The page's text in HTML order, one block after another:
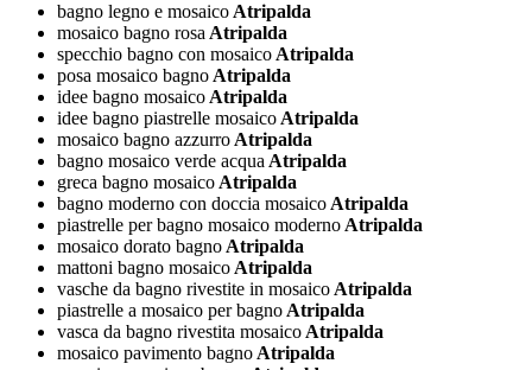
bagno legno e mosaicoAtripalda
mosaico bagno rosaAtripalda
specchio bagno con mosaicoAtripalda
posa mosaico bagnoAtripalda
idee bagno mosaicoAtripalda
idee bagno piastrelle mosaicoAtripalda
mosaico bagno azzurroAtripalda
bagno mosaico verde acquaAtripalda
greca bagno mosaicoAtripalda
bagno moderno con doccia mosaicoAtripalda
piastrelle per bagno mosaico modernoAtripalda
mosaico dorato bagnoAtripalda
mattoni bagno mosaicoAtripalda
vasche da bagno rivestite in mosaicoAtripalda
piastrelle a mosaico per bagnoAtripalda
vasca da bagno rivestita mosaicoAtripalda
mosaico pavimento bagnoAtripalda